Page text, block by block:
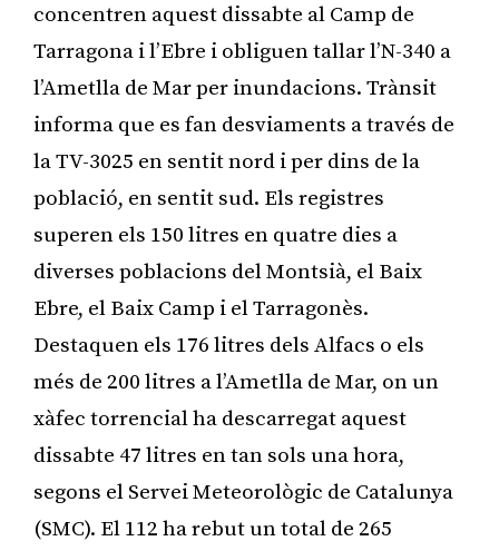
concentren aquest dissabte al Camp de
Tarragona i l’Ebre i obliguen tallar l’N-340 a
l’Ametlla de Mar per inundacions. Trànsit
informa que es fan desviaments a través de
la TV-3025 en sentit nord i per dins de la
població, en sentit sud. Els registres
superen els 150 litres en quatre dies a
diverses poblacions del Montsià, el Baix
Ebre, el Baix Camp i el Tarragonès.
Destaquen els 176 litres dels Alfacs o els
més de 200 litres a l’Ametlla de Mar, on un
xàfec torrencial ha descarregat aquest
dissabte 47 litres en tan sols una hora,
segons el Servei Meteorològic de Catalunya
(SMC). El 112 ha rebut un total de 265